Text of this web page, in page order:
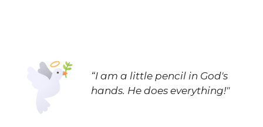
“I am a little pencil in God's
hands. He does everything!"